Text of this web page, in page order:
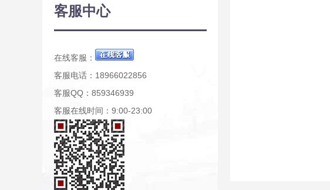
客服中心
在线客服：
客服电话：18966022856
客服QQ：859346939
客服在线时间：9:00-23:00